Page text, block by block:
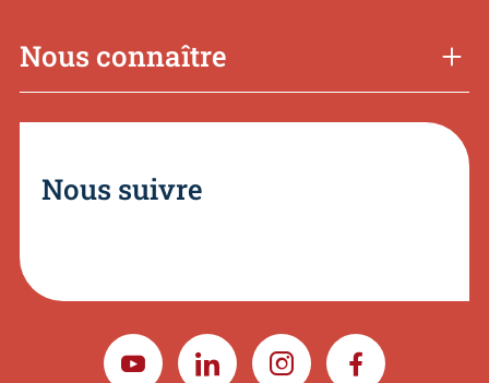
Nous connaître
Nous suivre
YOUTUBELINKEDININSTAGRAMFACEBOOK